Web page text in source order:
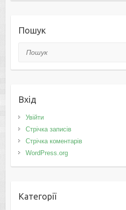
Пошук
Пошук
Вхід
Увійти
Стрічка записів
Стрічка коментарів
WordPress.org
Категорії